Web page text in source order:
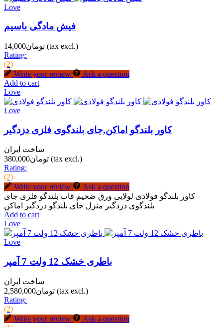
Love
فیش مادگی باسیم
تومان14,000 (tax excl.)
Rating:
(2)
Write your review
Ask a question
Add to cart
Love
Love
کاور بلندگو اماکن,جای بلندگوی فلزی دزدگیر
ساخت ایران
تومان380,000 (tax excl.)
Rating:
(2)
Write your review
Ask a question
کاور بلندگو فولادی لولایی ورق ضخیم قاب بلندگو فلزی جای
بلندگوی دزدگیر منزل جای بلندگو دزدگیر اماکن
Add to cart
Love
Love
باطری خشک 12 ولت 7 آمپر
ساخت ایران
تومان2,580,000 (tax excl.)
Rating:
(2)
Write your review
Ask a question